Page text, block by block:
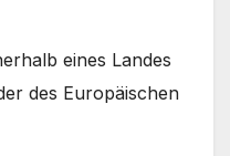
eines Landes
des Europäischen